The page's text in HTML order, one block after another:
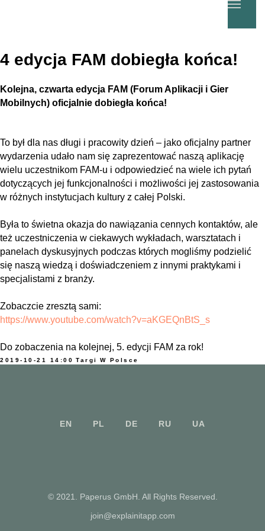
4 edycja FAM dobiegła końca!
Kolejna, czwarta edycja FAM (Forum Aplikacji i Gier
Mobilnych) oficjalnie dobiegła końca!
To był dla nas długi i pracowity dzień – jako oficjalny partner
wydarzenia udało nam się zaprezentować naszą aplikację
wielu uczestnikom FAM-u i odpowiedzieć na wiele ich pytań
dotyczących jej funkcjonalności i możliwości jej zastosowania
w różnych instytucjach kultury z całej Polski.
Była to świetna okazja do nawiązania cennych kontaktów, ale
też uczestniczenia w ciekawych wykładach, warsztatach i
panelach dyskusyjnych podczas których mogliśmy podzielić
się naszą wiedzą i doświadczeniem z innymi praktykami i
specjalistami z branży.
Zobaczcie zresztą sami:
https://www.youtube.com/watch?v=aKGEQnBtS_s
Do zobaczenia na kolejnej, 5. edycji FAM za rok!
2019-10-21 14:00 Targi W Polsce
EN PL DE RU UA
© 2021. Paperus GmbH. All Rights Reserved.
join@explainitapp.com